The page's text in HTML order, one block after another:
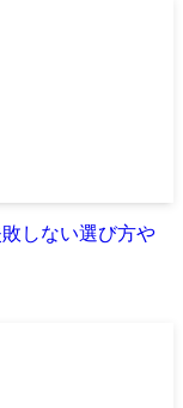
しない選び方や